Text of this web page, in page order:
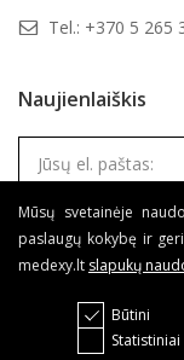
Tel.: +370 5 265
Naujienlaiškis
Sutinku su
©
Mūsų svetainėje
paslaugų kokybę ir
medexy.lt slapukų
Būtini
Statistiniai